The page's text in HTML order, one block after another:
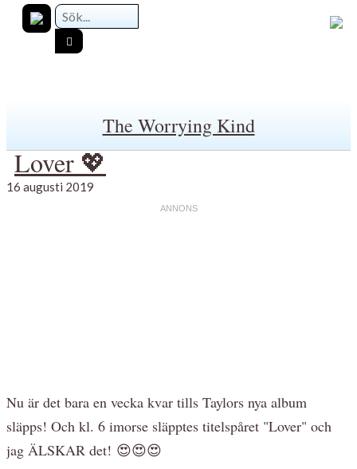
The Worrying Kind
Lover 💖
16 augusti 2019
Nu är det bara en vecka kvar tills Taylors nya album
släpps! Och kl. 6 imorse släpptes titelspåret "Lover" och
jag ÄLSKAR det! 😍😍😍